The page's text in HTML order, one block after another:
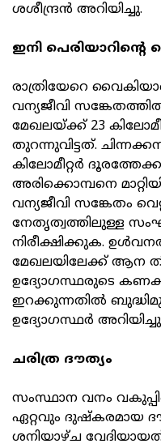
ശശീന്ദ്രന്‍ അറിയിച്ചു.
ഇനി
രാത്രിയേറെ
വന്യജീവി
മേഖലയ്ക്ക് 23
തുറന്നുവിട്ടത്.
കിലോമീറ്റര്‍
അരിക്കൊമ്പനെ
വന്യജീവി സങ്കേതം
നേതൃത്വത്തിലുള്ള
നിരീക്ഷിക്കുക.
മേഖലയിലേക്ക് ആന
ഉദ്യോഗസ്ഥരുടെ
ഇറക്കുന്നതില്‍
ഉദ്യോഗസ്ഥര്‍
ചരിത്ര ദൗത്യം
സംസ്ഥാന വനം
ഏറ്റവും ദുഷ്‌കരമായ
ശനിയാഴ്ച